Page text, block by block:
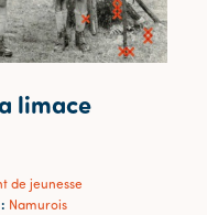
limace
de jeunesse
Namurois